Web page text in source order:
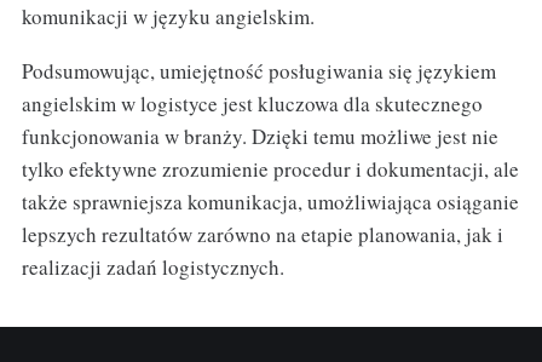
komunikacji w języku angielskim.
Podsumowując, umiejętność posługiwania się językiem
angielskim w logistyce jest kluczowa dla skutecznego
funkcjonowania w branży. Dzięki temu możliwe jest nie
tylko efektywne zrozumienie procedur i dokumentacji, ale
także sprawniejsza komunikacja, umożliwiająca osiąganie
lepszych rezultatów zarówno na etapie planowania, jak i
realizacji zadań logistycznych.